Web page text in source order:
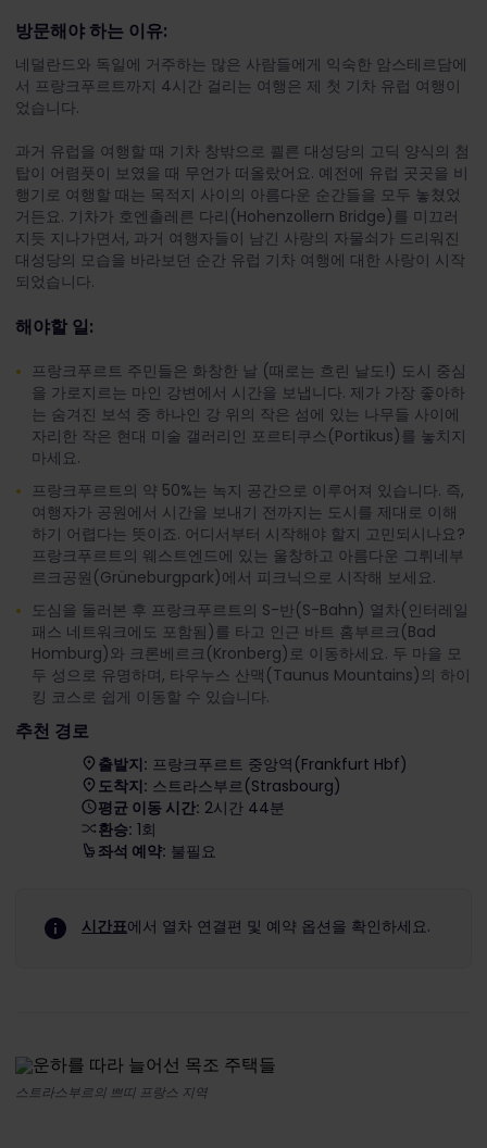
방문해야 하는 이유:
네덜란드와 독일에 거주하는 많은 사람들에게 익숙한 암스테르담에
서 프랑크푸르트까지 4시간 걸리는 여행은 제 첫 기차 유럽 여행이
었습니다.
과거 유럽을 여행할 때 기차 창밖으로 쾰른 대성당의 고딕 양식의 첨
탑이 어렴풋이 보였을 때 무언가 떠올랐어요. 예전에 유럽 곳곳을 비
행기로 여행할 때는 목적지 사이의 아름다운 순간들을 모두 놓쳤었
거든요. 기차가 호엔촐레른 다리(Hohenzollern Bridge)를 미끄러
지듯 지나가면서, 과거 여행자들이 남긴 사랑의 자물쇠가 드리워진
대성당의 모습을 바라보던 순간 유럽 기차 여행에 대한 사랑이 시작
되었습니다.
해야할 일:
프랑크푸르트 주민들은 화창한 날 (때로는 흐린 날도!) 도시 중심
을 가로지르는 마인 강변에서 시간을 보냅니다. 제가 가장 좋아하
는 숨겨진 보석 중 하나인 강 위의 작은 섬에 있는 나무들 사이에
자리한 작은 현대 미술 갤러리인 포르티쿠스(Portikus)를 놓치지
마세요.
프랑크푸르트의 약 50%는 녹지 공간으로 이루어져 있습니다. 즉,
여행자가 공원에서 시간을 보내기 전까지는 도시를 제대로 이해
하기 어렵다는 뜻이죠. 어디서부터 시작해야 할지 고민되시나요?
프랑크푸르트의 웨스트엔드에 있는 울창하고 아름다운 그뤼네부
르크공원(Grüneburgpark)에서 피크닉으로 시작해 보세요.
도심을 둘러본 후 프랑크푸르트의 S-반(S-Bahn) 열차(인터레일
패스 네트워크에도 포함됨)를 타고 인근 바트 홈부르크(Bad
Homburg)와 크론베르크(Kronberg)로 이동하세요. 두 마을 모
두 성으로 유명하며, 타우누스 산맥(Taunus Mountains)의 하이
킹 코스로 쉽게 이동할 수 있습니다.
추천 경로
출발지: 프랑크푸르트 중앙역(Frankfurt Hbf)
도착지: 스트라스부르(Strasbourg)
평균 이동 시간: 2시간 44분
환승: 1회
좌석 예약: 불필요
시간표에서 열차 연결편 및 예약 옵션을 확인하세요.
스트라스부르의 쁘띠 프랑스 지역